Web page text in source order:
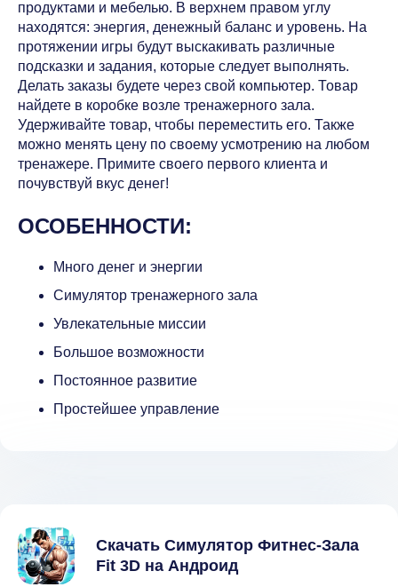
продуктами и мебелью. В верхнем правом углу
находятся: энергия, денежный баланс и уровень. На
протяжении игры будут выскакивать различные
подсказки и задания, которые следует выполнять.
Делать заказы будете через свой компьютер. Товар
найдете в коробке возле тренажерного зала.
Удерживайте товар, чтобы переместить его. Также
можно менять цену по своему усмотрению на любом
тренажере. Примите своего первого клиента и
почувствуй вкус денег!
ОСОБЕННОСТИ:
Много денег и энергии
Симулятор тренажерного зала
Увлекательные миссии
Большое возможности
Постоянное развитие
Простейшее управление
Скачать Симулятор Фитнес-Зала
Fit 3D на Андроид